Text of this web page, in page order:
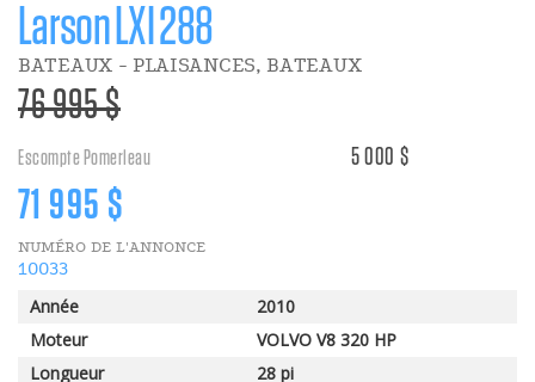
Larson LXI 288
BATEAUX - PLAISANCES, BATEAUX
>Prix
régulier
76 995 $
Escompte Pomerleau 5 000 $
Prix
en
solde
71 995 $
NUMÉRO DE L'ANNONCE
10033
Année
2010
Moteur
VOLVO V8 320 HP
Longueur
28 pi